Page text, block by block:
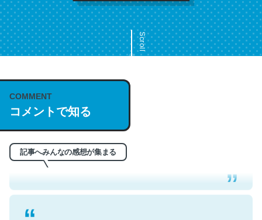
Scroll
COMMENT
コメントで知る
記事へみんなの感想が集まる
これは名文。彼はとてもクレバーなんだろうなと凄く思
う。英語少しでも読める人は原文もお勧め。自分はこの流
れ好き。Let’s Fucking Go. Then Covid hit. Shit.
─今のこの状況が信じられるかい？ by ラーズ・ヌートバー